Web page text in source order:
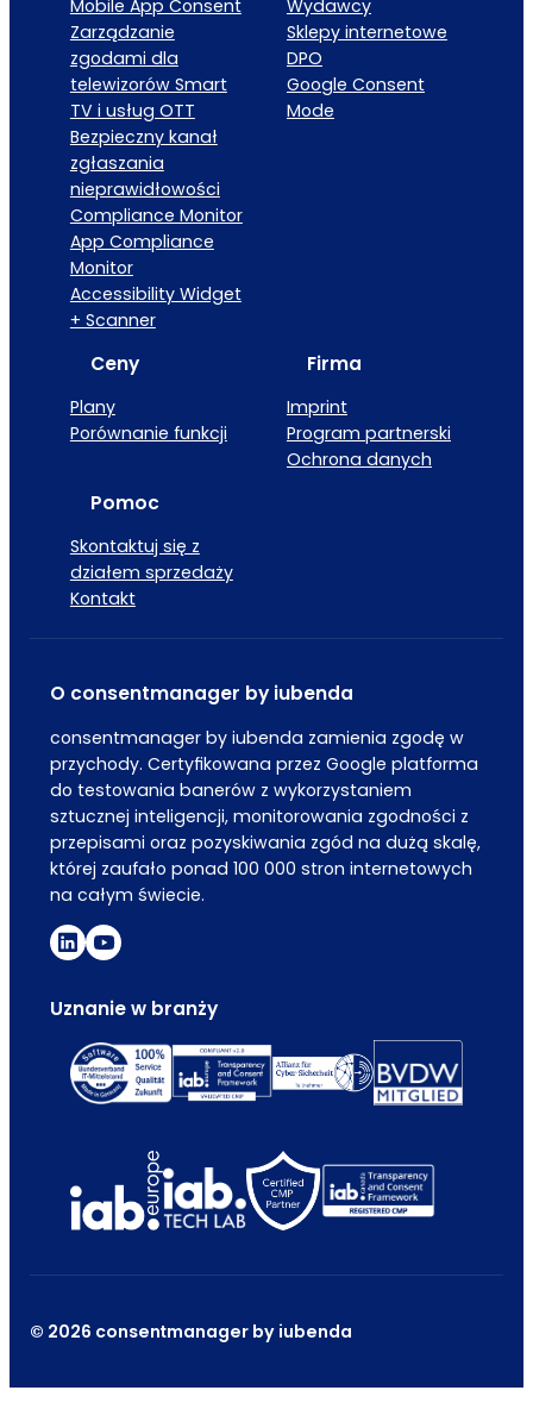
Mobile App Consent
Zarządzanie
zgodami dla
telewizorów Smart
TV i usług OTT
Bezpieczny kanał
zgłaszania
nieprawidłowości
Compliance Monitor
App Compliance
Monitor
Accessibility Widget
+ Scanner
Wydawcy
Sklepy internetowe
DPO
Google Consent
Mode
Ceny
Plany
Porównanie funkcji
Firma
Imprint
Program partnerski
Ochrona danych
Pomoc
Skontaktuj się z
działem sprzedaży
Kontakt
O consentmanager by iubenda
consentmanager by iubenda zamienia zgodę w
przychody. Certyfikowana przez Google platforma
do testowania banerów z wykorzystaniem
sztucznej inteligencji, monitorowania zgodności z
przepisami oraz pozyskiwania zgód na dużą skalę,
której zaufało ponad 100 000 stron internetowych
na całym świecie.
Uznanie w branży
© 2026 consentmanager by iubenda